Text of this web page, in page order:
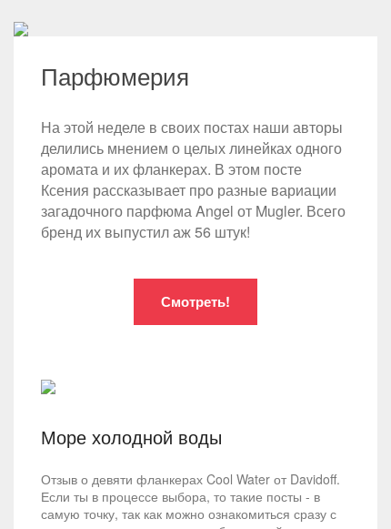
Парфюмерия
На этой неделе в своих постах наши авторы
делились мнением о целых линейках одного
аромата и их фланкерах. В этом посте
Ксения рассказывает про разные вариации
загадочного парфюма Angel от Mugler. Всего
бренд их выпустил аж 56 штук!
Смотреть!
Море холодной воды
Отзыв о девяти фланкерах Cool Water от Davidoff.
Если ты в процессе выбора, то такие посты - в
самую точку, так как можно ознакомиться сразу с